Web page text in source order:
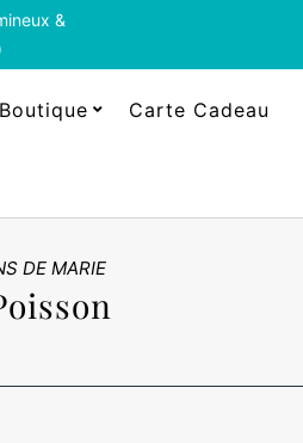
&
Boutique Carte Cadeau
DE MARIE